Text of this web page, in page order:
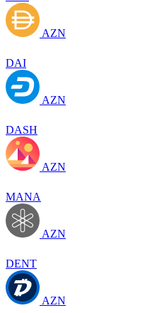
AZN
DAI
AZN
DASH
AZN
MANA
AZN
DENT
AZN